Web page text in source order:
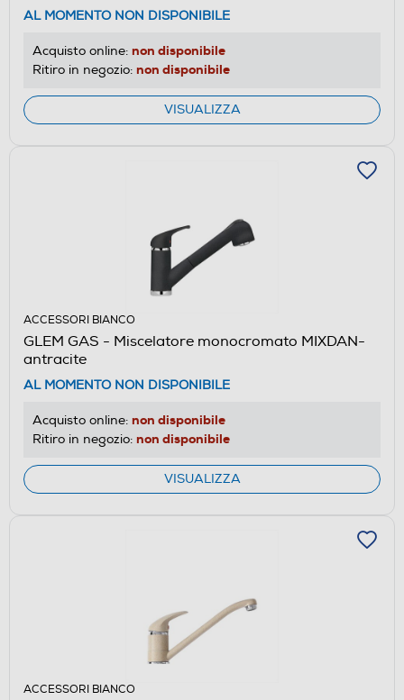
AL MOMENTO NON DISPONIBILE
Acquisto online: non disponibile
Ritiro in negozio: non disponibile
VISUALIZZA
ACCESSORI BIANCO
GLEM GAS - Miscelatore monocromato MIXDAN-
antracite
AL MOMENTO NON DISPONIBILE
Acquisto online: non disponibile
Ritiro in negozio: non disponibile
VISUALIZZA
ACCESSORI BIANCO